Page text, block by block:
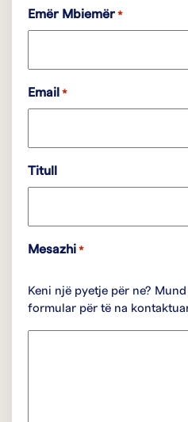
Emër Mbiemër *
Email *
Titull
Mesazhi *
Keni një pyetje për ne?
formular për të na